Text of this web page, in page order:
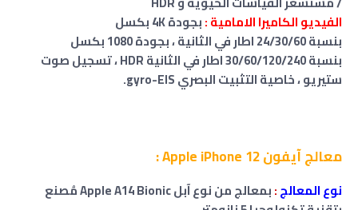
الفيديو الكاميرا الامامية :بجودة
4K بكسل
بنسبة 24/30/60 اطار في الثانية ،
بجودة 1080 بكسل
بنسبة 30/60/120/240 اطار في الثانية HDR ، تسجيل صوت
ستيريو،خاصية التثبيت البصريgyro-EIS.
معالج آيفون Apple iPhone 12 :
نوع المعالج:
بمعالج من نوع آبل Apple A14 Bionic مُصنع